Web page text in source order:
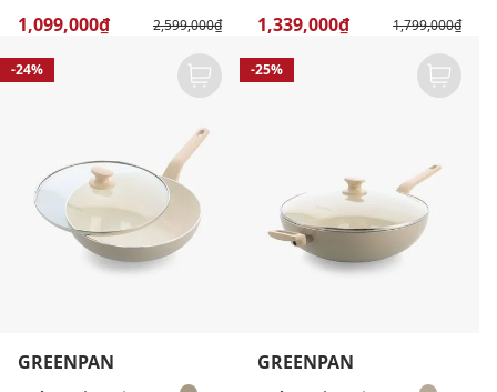
1,099,000₫ 2,599,000₫ 1,339,000₫ 1,799,000₫
-24%
GREENPAN
-25%
GREENPAN